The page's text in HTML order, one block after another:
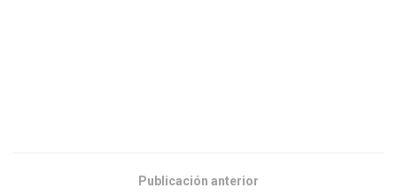
Publicación anterior